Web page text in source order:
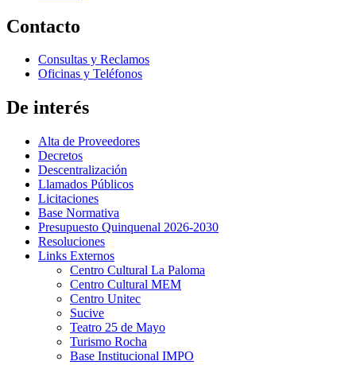
Contacto
Consultas y Reclamos
Oficinas y Teléfonos
De interés
Alta de Proveedores
Decretos
Descentralización
Llamados Públicos
Licitaciones
Base Normativa
Presupuesto Quinquenal 2026-2030
Resoluciones
Links Externos
Centro Cultural La Paloma
Centro Cultural MEM
Centro Unitec
Sucive
Teatro 25 de Mayo
Turismo Rocha
Base Institucional IMPO